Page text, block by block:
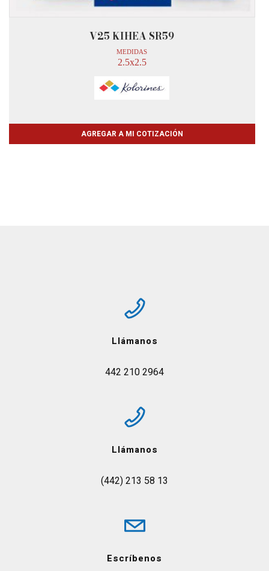
V25 KIHEA SR59
MEDIDAS
2.5x2.5
AGREGAR A MI COTIZACIÓN
Llámanos
442 210 2964
Llámanos
(442) 213 58 13
Escríbenos